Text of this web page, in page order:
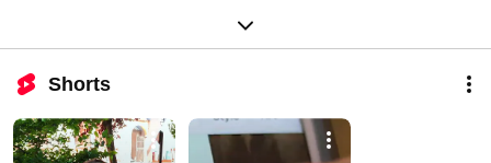
Shorts